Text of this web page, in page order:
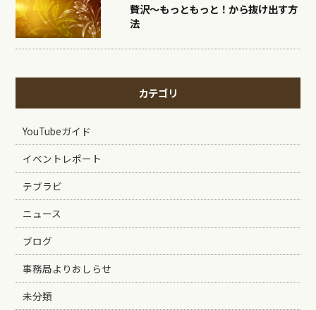
贅沢〜もっともっと！から抜け出す方
法
カテゴリ
YouTubeガイド
イベントレポート
テブラビ
ニュース
ブログ
事務局よりおしらせ
未分類